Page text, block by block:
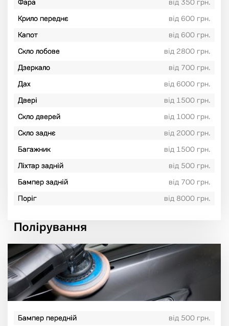
Фара
від 350 грн.
Крило переднє
від 600 грн.
Капот
від 600 грн.
Скло лобове
від 2800 грн.
Дзеркало
від 700 грн.
Дах
від 6000 грн.
Двері
від 1500 грн.
Скло дверей
від 1000 грн.
Скло заднє
від 2000 грн.
Багажник
від 1500 грн.
Ліхтар задній
від 500 грн.
Бампер задній
від 700 грн.
Поріг
від 8000 грн.
Полірування
Бампер передній
від 500 грн.